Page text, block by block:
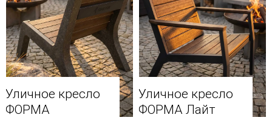
Уличное кресло
ФОРМА
Уличное кресло
ФОРМА Лайт